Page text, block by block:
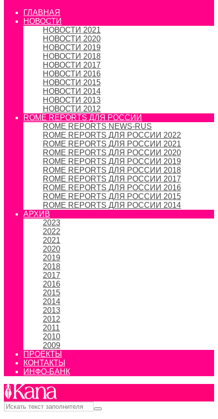
ГЛАВНАЯ
НОВОСТИ
НОВОСТИ 2021
НОВОСТИ 2020
НОВОСТИ 2019
НОВОСТИ 2018
НОВОСТИ 2017
НОВОСТИ 2016
НОВОСТИ 2015
НОВОСТИ 2014
НОВОСТИ 2013
НОВОСТИ 2012
ROME REPORTS ДЛЯ РОССИИ
ROME REPORTS NEWS-RUS
ROME REPORTS ДЛЯ РОССИИ 2022
ROME REPORTS ДЛЯ РОССИИ 2021
ROME REPORTS ДЛЯ РОССИИ 2020
ROME REPORTS ДЛЯ РОССИИ 2019
ROME REPORTS ДЛЯ РОССИИ 2018
ROME REPORTS ДЛЯ РОССИИ 2017
ROME REPORTS ДЛЯ РОССИИ 2016
ROME REPORTS ДЛЯ РОССИИ 2015
ROME REPORTS ДЛЯ РОССИИ 2014
АРХИВ
2023
2022
2021
2020
2019
2018
2017
2016
2015
2014
2013
2012
2011
2010
2009
ПРОЕКТЫ
КОНТАКТЫ
ИНФО-БАНК